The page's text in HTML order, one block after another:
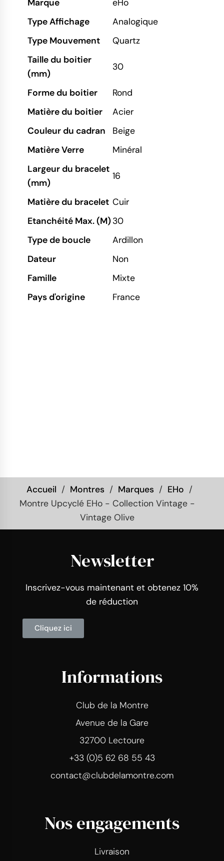
Marque
eHo
Type Affichage
Analogique
Type Mouvement
Quartz
Taille du boitier
(mm)
30
Forme du boitier
Rond
Matière du boitier
Acier
Couleur du cadran
Beige
Matière Verre
Minéral
Largeur du bracelet
(mm)
16
Matière du bracelet Cuir
Etanchéité Max. (M)30
Type de boucle
Ardillon
Dateur
Non
Famille
Mixte
Pays d'origine
France
Accueil Montres Marques
EHo
Montre Upcyclé EHo - Collection Vintage -
Vintage Olive
Newsletter
Inscrivez-vous maintenant et obtenez 10%
de réduction
Cliquez ici
Informations
Club de la Montre
Avenue de la Gare
32700 Lectoure
+33 (0)5 62 68 55 43
contact@clubdelamontre.com
Nos engagements
Livraison